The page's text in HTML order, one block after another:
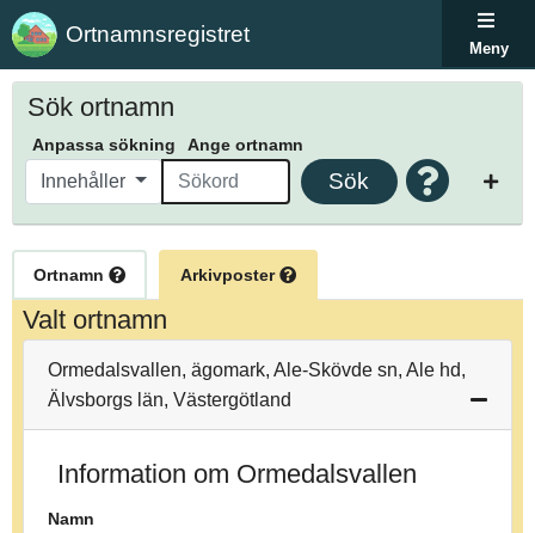
Ortnamnsregistret
Meny
Sök ortnamn
Anpassa sökning Ange ortnamn
Innehåller Sök
Ortnamn Arkivposter
Valt ortnamn
Ormedalsvallen, ägomark, Ale-Skövde sn, Ale hd,
Älvsborgs län, Västergötland
Information om Ormedalsvallen
Namn